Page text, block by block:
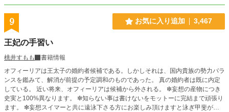
9 お気に入り追加 3,467
王妃の手習い
桃井すもも
書籍情報
オフィーリアは王太子の婚約者候補である。しかしそれは、国内貴族の勢力バラ
ンスを鑑みて、解消が前提の予定調和のものであった。 真の婚約者は既に内定
している。 近い将来、オフィーリアは候補から外される。 ❇妄想の産物につき
史実と100%異なります。 ❇知らない事は書けないをモットーに完結まで頑張り
ます。 ❇妄想スイマーと共に遠泳下さる方にお楽しみ頂けますと泳ぎ甲斐があ